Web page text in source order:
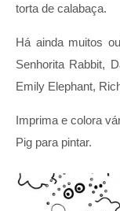
torta de calabaça.
Há ainda muitos
Senhorita Rabbit,
Emily Elephant,
Imprima e colora
Pig para pintar.